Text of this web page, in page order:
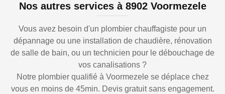
Nos autres services à 8902 Voormezele
Vous avez besoin d'un plombier chauffagiste pour un
dépannage ou une installation de chaudière, rénovation
de salle de bain, ou un technicien pour le débouchage de
vos canalisations ?
Notre plombier qualifié à Voormezele se déplace chez
vous en moins de 45min. Devis gratuit sans engagement.